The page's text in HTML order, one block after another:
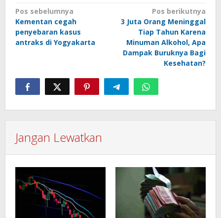
Navigasi
pos
Pos sebelumnya
Kementan cegah
penyebaran kasus
antraks di Yogyakarta
Pos berikutnya
3 Juta Orang Meninggal
Tiap Tahun Karena
Minuman Alkohol, Apa
Dampak Buruknya Bagi
Kesehatan?
Jangan Lewatkan